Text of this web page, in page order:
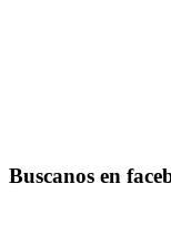
Buscanos en